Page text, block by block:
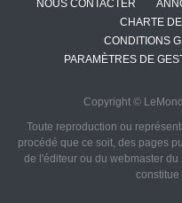
NOUS CONTACTER
CHARTE
CONDITIONS
PARAMÈTRES DE
Copyright ©
Toute reproduction ou
procédé que ce soit, des pages
de l'éditeur ou du webmaster
constitue